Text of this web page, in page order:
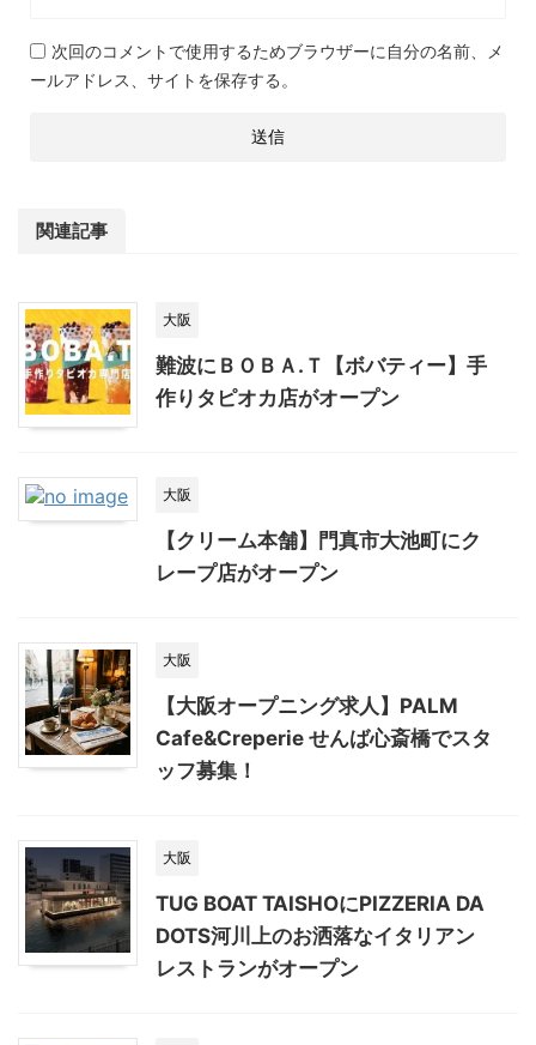
次回のコメントで使用するためブラウザーに自分の名前、メ
ールアドレス、サイトを保存する。
関連記事
大阪
難波にＢＯＢＡ.Ｔ【ボバティー】手
作りタピオカ店がオープン
大阪
【クリーム本舗】門真市大池町にク
レープ店がオープン
大阪
【大阪オープニング求人】PALM
Cafe&Creperie せんば心斎橋でスタ
ッフ募集！
大阪
TUG BOAT TAISHOにPIZZERIA DA
DOTS河川上のお洒落なイタリアン
レストランがオープン